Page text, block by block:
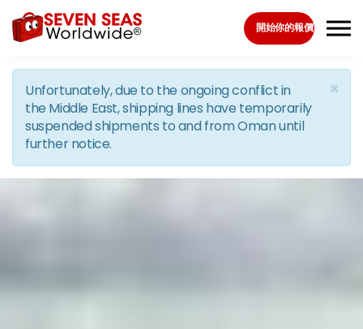
Skip to the content
開始你的報價
×
Unfortunately, due to the ongoing conflict in
the Middle East, shipping lines have temporarily
suspended shipments to and from Oman until
further notice.